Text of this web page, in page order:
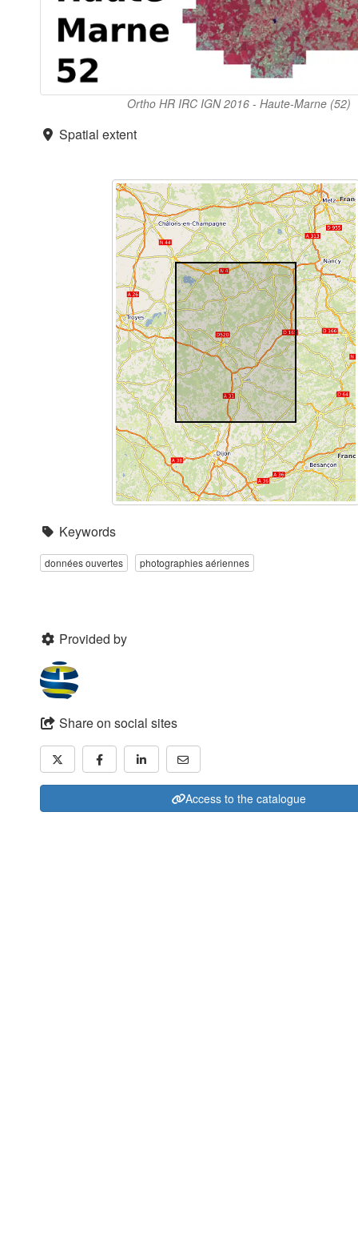
Ortho HR IRC IGN 2016 - Haute-Marne (52)
Spatial extent
Keywords
données ouvertes photographies aériennes
Provided by
Share on social sites
Access to the catalogue